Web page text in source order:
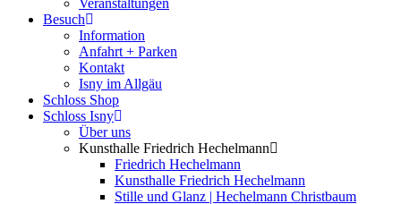
Veranstaltungen
Besuch
Information
Anfahrt + Parken
Kontakt
Isny im Allgäu
Schloss Shop
Schloss Isny
Über uns
Kunsthalle Friedrich Hechelmann
Friedrich Hechelmann
Kunsthalle Friedrich Hechelmann
Stille und Glanz | Hechelmann Christbaum